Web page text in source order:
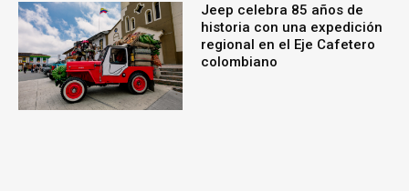
Jeep celebra 85 años de
historia con una expedición
regional en el Eje Cafetero
colombiano